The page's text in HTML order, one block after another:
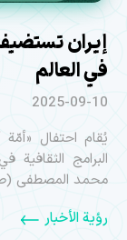
إيران تستضيف
في العالم
2025-09-10
يُقام احتفال
البرامج الثقافية
محمد المصطفى
رؤية الأخبار